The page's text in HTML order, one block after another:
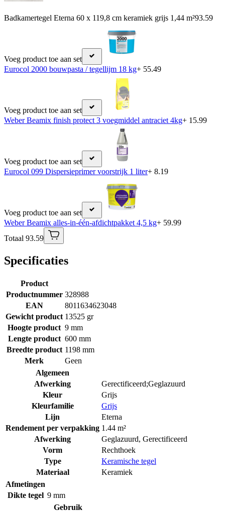
Badkamertegel Eterna 60 x 119,8 cm keramiek grijs 1,44 m²93.59
Voeg product toe aan set
Eurocol 2000 bouwpasta / tegellijm 18 kg+ 55.49
Voeg product toe aan set
Weber Beamix finish protect 3 voegmiddel antraciet 4kg+ 15.99
Voeg product toe aan set
Eurocol 099 Dispersieprimer voorstrijk 1 liter+ 8.19
Voeg product toe aan set
Weber Beamix alles-in-één-afdichtpakket 4,5 kg+ 59.99
Totaal 93.59
Specificaties
Product
Productnummer 328988
EAN
8011634623048
Gewicht product 13525 gr
Hoogte product 9 mm
Lengte product 600 mm
Breedte product 1198 mm
Merk
Geen
Algemeen
Afwerking
Gerectificeerd;Geglazuurd
Kleur
Grijs
Kleurfamilie
Grijs
Lijn
Eterna
Rendement per verpakking 1.44 m²
Afwerking
Geglazuurd, Gerectificeerd
Vorm
Rechthoek
Type
Keramische tegel
Materiaal
Keramiek
Afmetingen
Dikte tegel 9 mm
Gebruik